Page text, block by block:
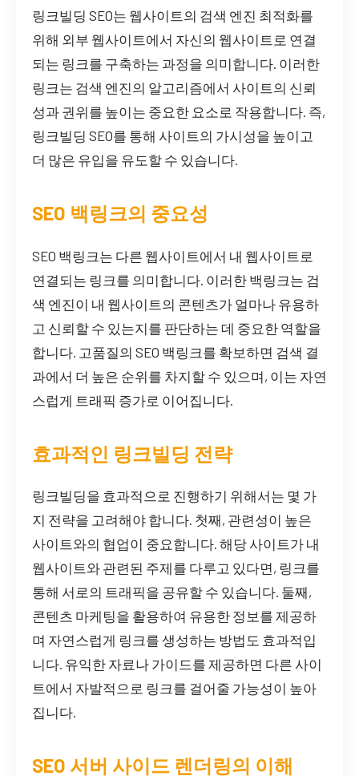
링크빌딩 SEO는 웹사이트의 검색 엔진 최적화를
위해 외부 웹사이트에서 자신의 웹사이트로 연결
되는 링크를 구축하는 과정을 의미합니다. 이러한
링크는 검색 엔진의 알고리즘에서 사이트의 신뢰
성과 권위를 높이는 중요한 요소로 작용합니다. 즉,
링크빌딩 SEO를 통해 사이트의 가시성을 높이고
더 많은 유입을 유도할 수 있습니다.
SEO 백링크의 중요성
SEO 백링크는 다른 웹사이트에서 내 웹사이트로
연결되는 링크를 의미합니다. 이러한 백링크는 검
색 엔진이 내 웹사이트의 콘텐츠가 얼마나 유용하
고 신뢰할 수 있는지를 판단하는 데 중요한 역할을
합니다. 고품질의 SEO 백링크를 확보하면 검색 결
과에서 더 높은 순위를 차지할 수 있으며, 이는 자연
스럽게 트래픽 증가로 이어집니다.
효과적인 링크빌딩 전략
링크빌딩을 효과적으로 진행하기 위해서는 몇 가
지 전략을 고려해야 합니다. 첫째, 관련성이 높은
사이트와의 협업이 중요합니다. 해당 사이트가 내
웹사이트와 관련된 주제를 다루고 있다면, 링크를
통해 서로의 트래픽을 공유할 수 있습니다. 둘째,
콘텐츠 마케팅을 활용하여 유용한 정보를 제공하
며 자연스럽게 링크를 생성하는 방법도 효과적입
니다. 유익한 자료나 가이드를 제공하면 다른 사이
트에서 자발적으로 링크를 걸어줄 가능성이 높아
집니다.
SEO 서버 사이드 렌더링의 이해